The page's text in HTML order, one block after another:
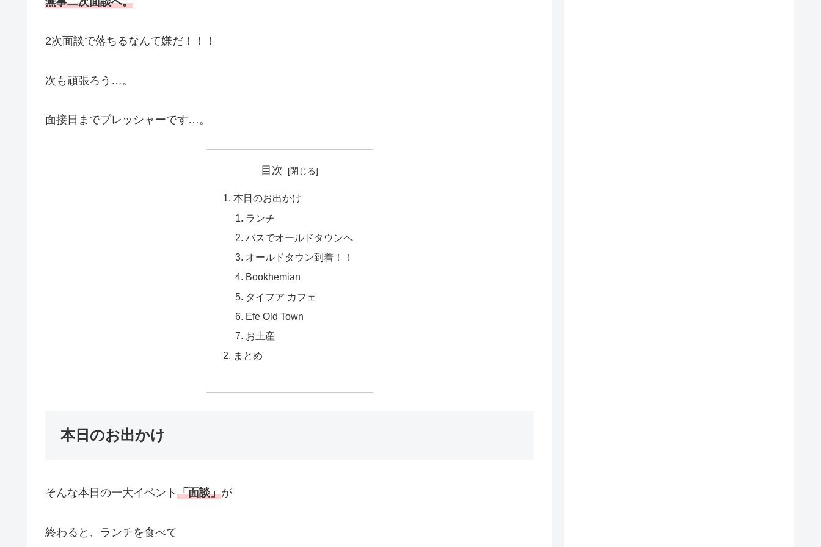
2次面談で落ちるなんて嫌だ！！！
次も頑張ろう…。
面接日までプレッシャーです…。
目次
本日のお出かけ
ランチ
バスでオールドタウンへ
オールドタウン到着！！
Bookhemian
タイフア カフェ
Efe Old Town
お土産
まとめ
本日のお出かけ
そんな本日の一大イベント 「面談」が
終わると、ランチを食べて